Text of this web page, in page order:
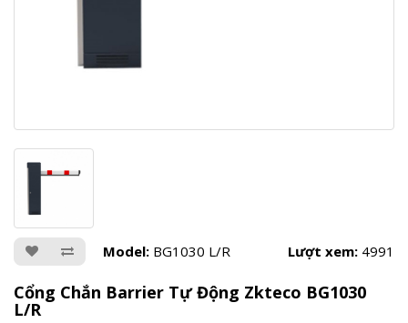
Model: BG1030 L/R Lượt xem: 4991
Cổng Chắn Barrier Tự Động Zkteco BG1030
L/R